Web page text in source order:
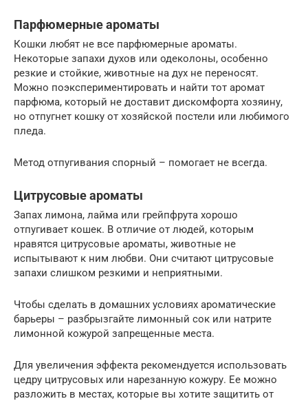
Парфюмерные ароматы
Кошки любят не все парфюмерные ароматы.
Некоторые запахи духов или одеколоны, особенно
резкие и стойкие, животные на дух не переносят.
Можно поэкспериментировать и найти тот аромат
парфюма, который не доставит дискомфорта хозяину,
но отпугнет кошку от хозяйской постели или любимого
пледа.
Метод отпугивания спорный – помогает не всегда.
Цитрусовые ароматы
Запах лимона, лайма или грейпфрута хорошо
отпугивает кошек. В отличие от людей, которым
нравятся цитрусовые ароматы, животные не
испытывают к ним любви. Они считают цитрусовые
запахи слишком резкими и неприятными.
Чтобы сделать в домашних условиях ароматические
барьеры – разбрызгайте лимонный сок или натрите
лимонной кожурой запрещенные места.
Для увеличения эффекта рекомендуется использовать
цедру цитрусовых или нарезанную кожуру. Ее можно
разложить в местах, которые вы хотите защитить от